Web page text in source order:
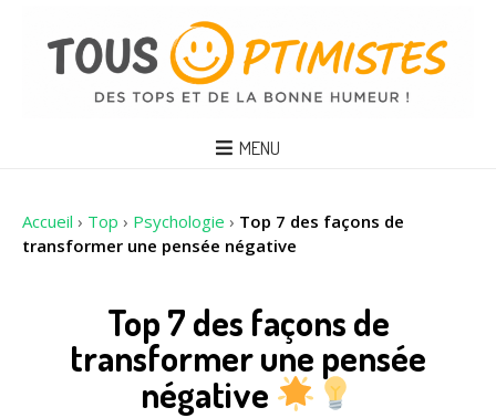
MENU
Accueil › Top › Psychologie › Top 7 des façons de
transformer une pensée négative
Top 7 des façons de
transformer une pensée
négative